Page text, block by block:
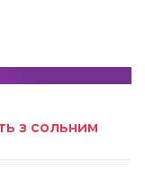
з сольним